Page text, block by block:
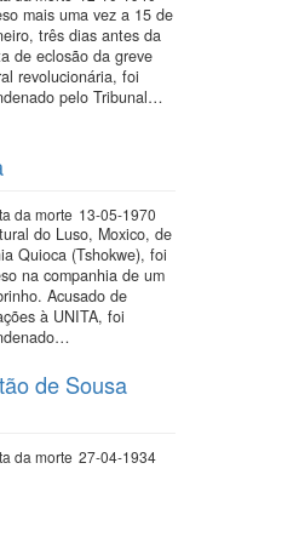
mais uma vez a 15 de
três dias antes da
de eclosão da greve
revolucionária, foi
pelo Tribunal…
da morte 13-05-1970
do Luso, Moxico, de
Quioca (Tshokwe), foi
na companhia de um
Acusado de
à UNITA, foi
de Sousa
da morte 27-04-1934